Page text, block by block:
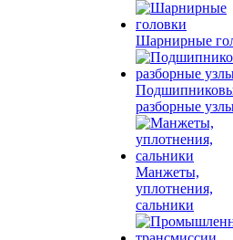
Шарнирные
разборные
Манжеты,
уплотнения,
сальники